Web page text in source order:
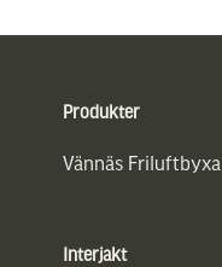
Produkter
Vännäs Friluftbyxa
Interjakt